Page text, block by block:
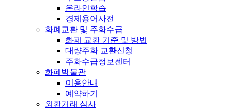
온라인학습
경제용어사전
화폐교환 및 주화수급
화폐 교환 기준 및 방법
대량주화 교환신청
주화수급정보센터
화폐박물관
이용안내
예약하기
외환거래 심사